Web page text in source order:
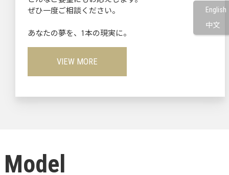
English
中文
ぜひ一度ご相談ください。
あなたの夢を、1本の現実に。
VIEW MORE
Model